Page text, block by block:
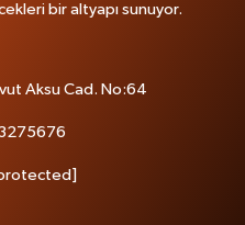
bir altyapı sunuyor.
Aksu Cad. No:64